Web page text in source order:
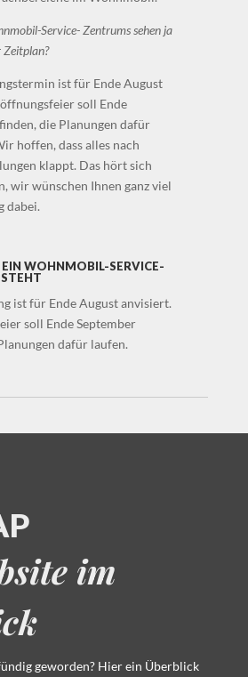
Service- Zentrums sehen ja
ist für Ende August
soll Ende
die Planungen dafür
hoffen, dass alles nach
klappt. Das hört sich
wir wünschen Ihnen ganz viel
dabei.
WOHNMOBIL-SERVICE-
ist für Ende August anvisiert.
soll Ende September
dafür laufen.
im
geworden? Hier ein Überblick